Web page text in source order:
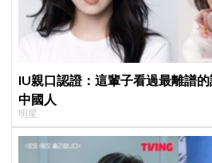
IU親口認證：這輩子看過最離譜
中國人
明星